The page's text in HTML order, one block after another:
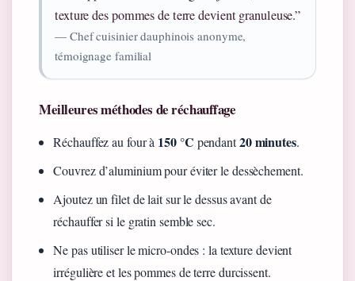
texture des pommes de terre devient granuleuse.”
— Chef cuisinier dauphinois anonyme,
témoignage familial
Meilleures méthodes de réchauffage
Réchauffez au four à 150 °C pendant20 minutes.
Couvrez d’aluminium pour éviter le dessèchement.
Ajoutez un filet de lait sur le dessus avant de
réchauffer si le gratin semble sec.
Ne pas utiliser le micro-ondes : la texture devient
irrégulière et les pommes de terre durcissent.